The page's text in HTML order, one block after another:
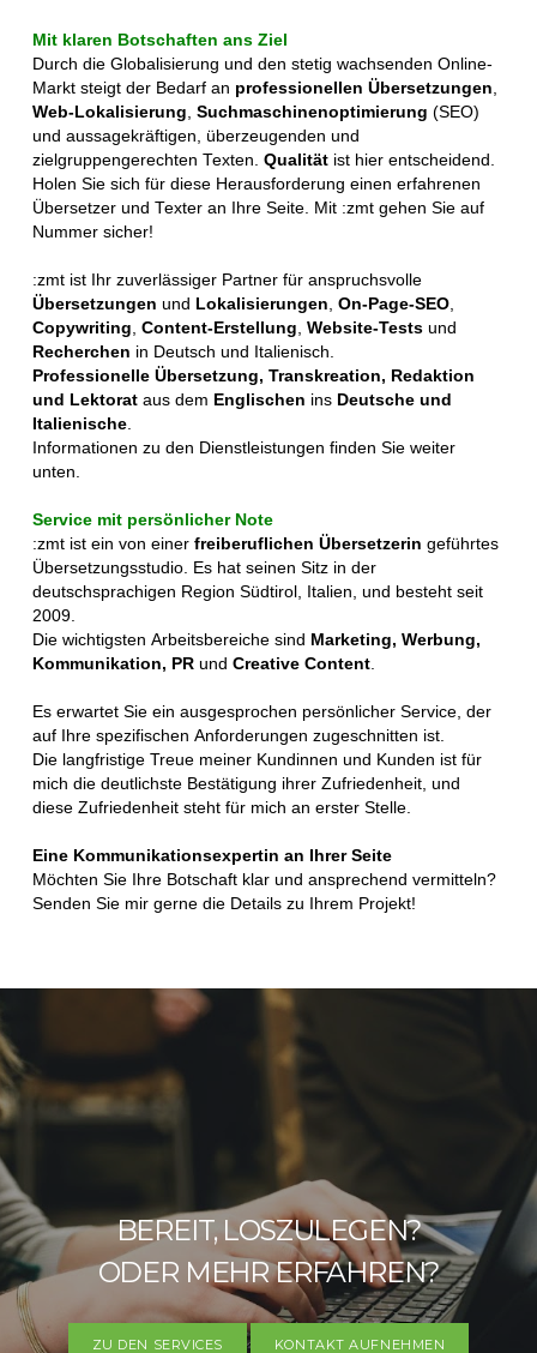
Mit klaren Botschaften ans Ziel
Durch die Globalisierung und den stetig wachsenden Online-
Markt steigt der Bedarf an professionellen Übersetzungen,
Web-Lokalisierung, Suchmaschinenoptimierung (SEO)
und aussagekräftigen, überzeugenden und
zielgruppengerechten Texten. Qualitätist hier entscheidend.
Holen Sie sich für diese Herausforderung einen erfahrenen
Übersetzer und Texter an Ihre Seite. Mit :zmt gehen Sie auf
Nummer sicher!
:zmt ist Ihr zuverlässiger Partner für anspruchsvolle
Übersetzungen und Lokalisierungen, On-Page-SEO,
Copywriting, Content-Erstellung, Website-Testsund
Recherchen in Deutsch und Italienisch.
Professionelle Übersetzung, Transkreation, Redaktion
und Lektorataus dem Englischen ins Deutsche und
Italienische.
Informationen zu den Dienstleistungen finden Sie weiter
unten.
Service mit persönlicher Note
:zmt ist ein von einer freiberuflichen Übersetzerin geführtes
Übersetzungsstudio. Es hat seinen Sitz in der
deutschsprachigen Region Südtirol, Italien, und besteht seit
2009.
Die wichtigsten Arbeitsbereiche sind Marketing, Werbung,
Kommunikation, PRund Creative Content.
Es erwartet Sie ein ausgesprochen persönlicher Service, der
auf Ihre spezifischen Anforderungen zugeschnitten ist.
Die langfristige Treue meiner Kundinnen und Kunden ist für
mich die deutlichste Bestätigung ihrer Zufriedenheit, und
diese Zufriedenheit steht für mich an erster Stelle.
Eine Kommunikationsexpertin an Ihrer Seite
Möchten Sie Ihre Botschaft klar und ansprechend vermitteln?
Senden Sie mir gerne die Details zu Ihrem Projekt!
BEREIT, LOSZULEGEN?
ODER MEHR ERFAHREN?
ZU DEN SERVICES KONTAKT AUFNEHMEN